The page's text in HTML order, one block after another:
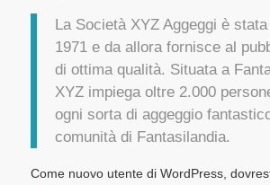
La Società XYZ Aggeggi è
1971 e da allora fornisce al
di ottima qualità. Situata a
XYZ impiega oltre 2.000
ogni sorta di aggeggio
comunità di Fantasilandia.
Come nuovo utente di WordPress,